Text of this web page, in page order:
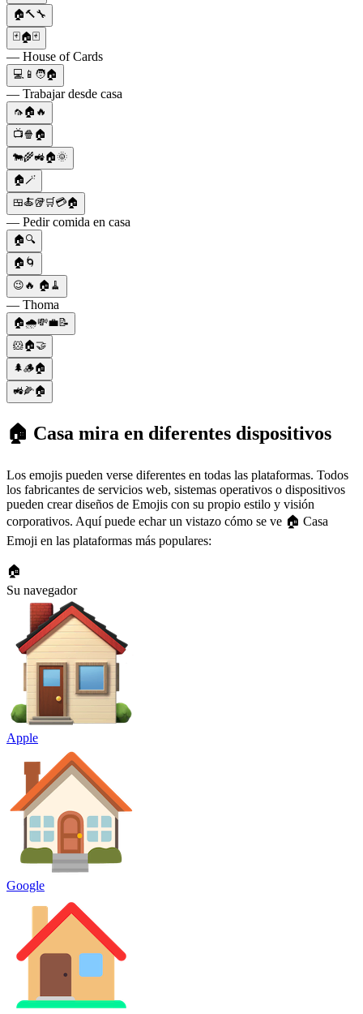
🏠🔨🔧
🃏🏠🃏
— House of Cards
💻📱🧑🏠
— Trabajar desde casa
🦟🏠🔥
📺🍿🏠
🐄🌾🚜🏠🌞
🏠🪄
🍱🍝🥡🛒💳🏠
— Pedir comida en casa
🏠🔍
🏠🌀
😉🔥 🏠🧹
— Thoma
🏠🌧️💸💼📝
🐹🏠🤝
🌲🪵🏠
🚜🌽🏠
🏠 Casa mira en diferentes dispositivos
Los emojis pueden verse diferentes en todas las plataformas. Todos
los fabricantes de servicios web, sistemas operativos o dispositivos
pueden crear diseños de Emojis con su propio estilo y visión
corporativos. Aquí puede echar un vistazo cómo se ve 🏠 Casa
Emoji en las plataformas más populares:
🏠
Su navegador
Apple
Google